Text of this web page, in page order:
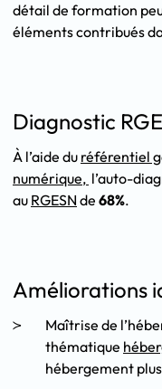
détail de formation
éléments contribués
Diagnostic
À l’aide du référentiel
numérique, l’auto-
au RGESN de 68%.
Améliorations
Maîtrise de
thématique
hébergement